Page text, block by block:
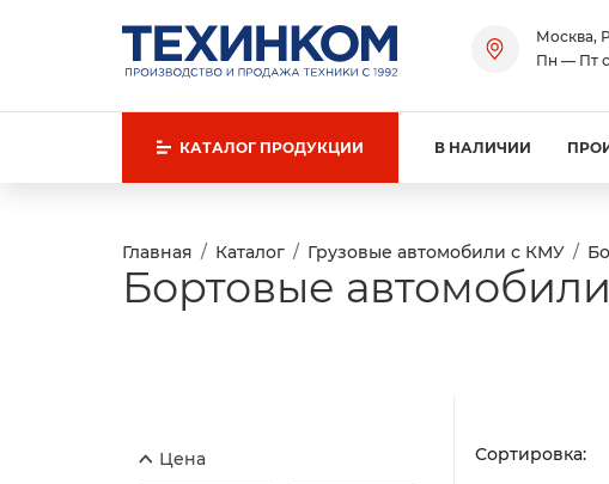
Москва,
Пн — Пт с
КАТАЛОГ ПРОДУКЦИИ В НАЛИЧИИ
Главная Каталог Грузовые автомобили с КМУ
Бортовые
Цена Сортировка: